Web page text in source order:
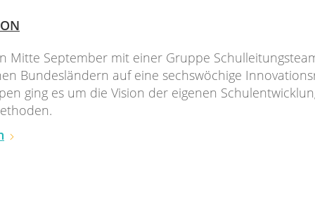
Mitte September mit einer Gruppe
Bundesländern auf eine sechswöchige
ging es um die Vision der eigenen